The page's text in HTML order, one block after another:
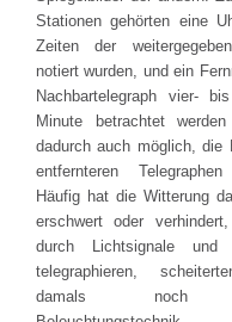
Stationen gehörten eine
Zeiten der
notiert wurden, und ein
Nachbartelegraph vier-
Minute betrachtet
dadurch auch möglich, die
entfernteren
Häufig hat die Witterung
erschwert oder
durch Lichtsignale
telegraphieren,
damals noch